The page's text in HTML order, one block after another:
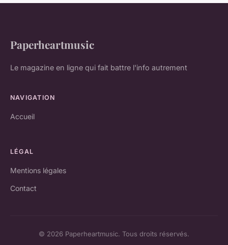
Paperheartmusic
Le magazine en ligne qui fait battre l'info autrement
NAVIGATION
Accueil
LÉGAL
Mentions légales
Contact
© 2026 Paperheartmusic. Tous droits réservés.